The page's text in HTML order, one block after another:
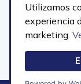
Utilizamos
experiencia
marketing.
Enlaces
Servicios
Sedes
Convocatorias